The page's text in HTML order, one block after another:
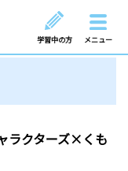
学習中の方 メニュー
ラクターズ×くも